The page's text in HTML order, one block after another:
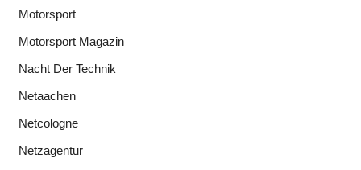
Motorsport
Motorsport Magazin
Nacht Der Technik
Netaachen
Netcologne
Netzagentur